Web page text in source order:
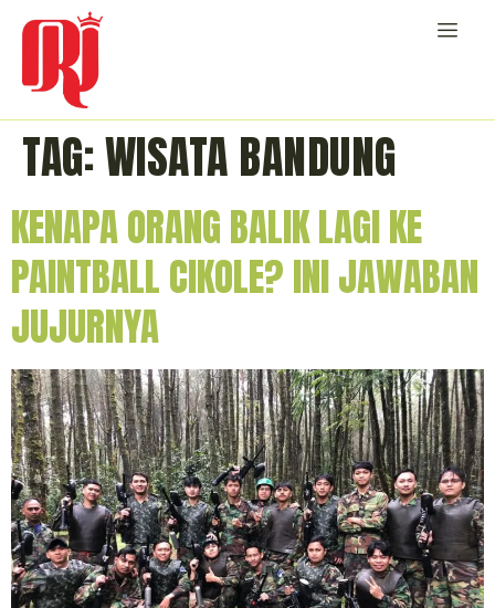
TAG:WISATA BANDUNG
KENAPA ORANG BALIK LAGI KE
PAINTBALL CIKOLE? INI JAWABAN
JUJURNYA